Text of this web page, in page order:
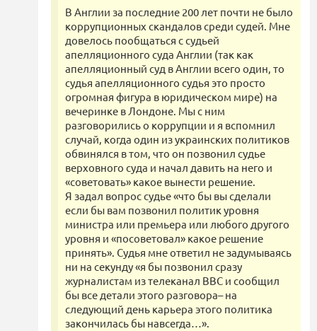
В Англии за последние 200 лет почти не было
коррупционных скандалов среди судей. Мне
довелось пообщаться с судьей
апелляционного суда Англии (так как
апелляционный суд в Англии всего один, то
судья апелляционного судья это просто
огромная фигура в юридическом мире) на
вечеринке в Лондоне. Мы с ним
разговорились о коррупции и я вспомнил
случай, когда один из украинских политиков
обвинялся в том, что он позвонил судье
верховного суда и начал давить на него и
«советовать» какое вынести решение.
Я задал вопрос судье «что бы вы сделали
если бы вам позвонил политик уровня
министра или премьера или любого другого
уровня и «посоветовал» какое решение
принять». Судья мне ответил не задумываясь
ни на секунду «я бы позвонил сразу
журналистам из телеканал BBC и сообщил
бы все детали этого разговора– на
следующий день карьера этого политика
закончилась бы навсегда…».